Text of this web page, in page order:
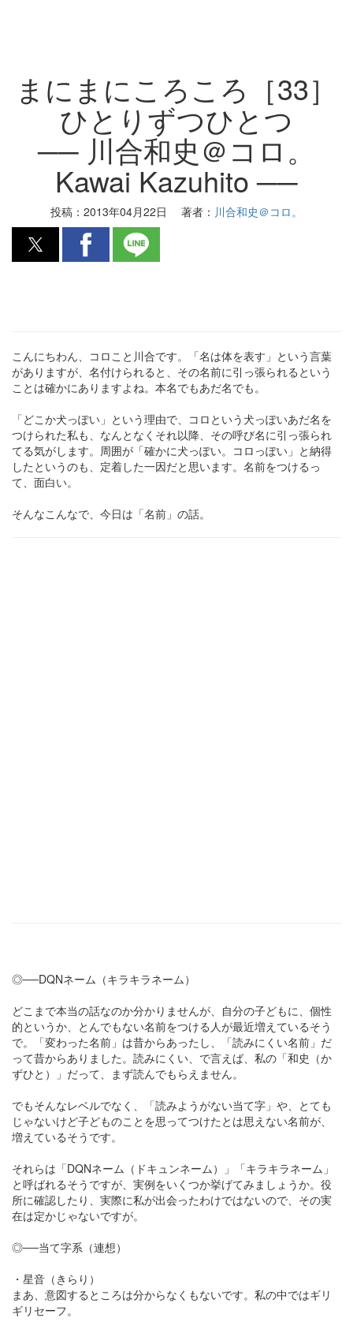
まにまにころころ［33］
ひとりずつひとつ
── 川合和史＠コロ。
Kawai Kazuhito ──
投稿： 2013年04月22日 著者： 川合和史＠コロ。
こんにちわん、コロこと川合です。「名は体を表す」という言葉
がありますが、名付けられると、その名前に引っ張られるという
ことは確かにありますよね。本名でもあだ名でも。
「どこか犬っぽい」という理由で、コロという犬っぽいあだ名を
つけられた私も、なんとなくそれ以降、その呼び名に引っ張られ
てる気がします。周囲が「確かに犬っぽい。コロっぽい」と納得
したというのも、定着した一因だと思います。名前をつけるっ
て、面白い。
そんなこんなで、今日は「名前」の話。
◎──DQNネーム（キラキラネーム）
どこまで本当の話なのか分かりませんが、自分の子どもに、個性
的というか、とんでもない名前をつける人が最近増えているそう
で。「変わった名前」は昔からあったし、「読みにくい名前」だ
って昔からありました。読みにくい、で言えば、私の「和史（か
ずひと）」だって、まず読んでもらえません。
でもそんなレベルでなく、「読みようがない当て字」や、とても
じゃないけど子どものことを思ってつけたとは思えない名前が、
増えているそうです。
それらは「DQNネーム（ドキュンネーム）」「キラキラネーム」
と呼ばれるそうですが、実例をいくつか挙げてみましょうか。役
所に確認したり、実際に私が出会ったわけではないので、その実
在は定かじゃないですが。
◎──当て字系（連想）
・星音（きらり）
まあ、意図するところは分からなくもないです。私の中ではギリ
ギリセーフ。